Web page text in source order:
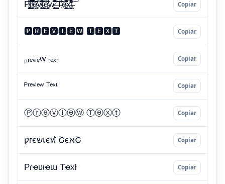
Copiar
Copiar
Copiar
Copiar
Copiar
Copiar
Copiar